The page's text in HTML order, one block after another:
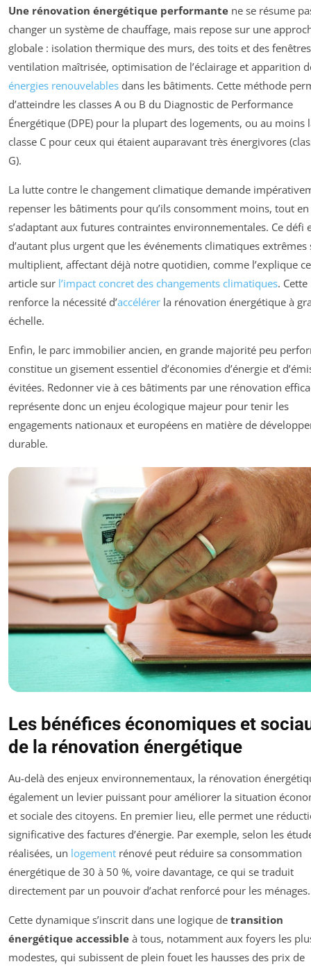
Une rénovation énergétique performante ne se résume
changer un système de chauffage, mais repose sur une
globale : isolation thermique des murs, des toits et des
ventilation maîtrisée, optimisation de l’éclairage et apparition
énergies renouvelables dans les bâtiments. Cette méthode
d’atteindre les classes A ou B du Diagnostic de Performance
Énergétique (DPE) pour la plupart des logements, ou au moins
classe C pour ceux qui étaient auparavant très énergivores
G).
La lutte contre le changement climatique demande
repenser les bâtiments pour qu’ils consomment moins, tout en
s’adaptant aux futures contraintes environnementales. Ce défi
d’autant plus urgent que les événements climatiques extrêmes
multiplient, affectant déjà notre quotidien, comme l’explique
article sur l’impact concret des changements climatiques.
renforce la nécessité d’accélérer la rénovation énergétique à
échelle.
Enfin, le parc immobilier ancien, en grande majorité peu
constitue un gisement essentiel d’économies d’énergie et
évitées. Redonner vie à ces bâtiments par une rénovation
représente donc un enjeu écologique majeur pour tenir les
engagements nationaux et européens en matière de
durable.
Les bénéfices économiques et
de la rénovation énergétique
Au-delà des enjeux environnementaux, la rénovation
également un levier puissant pour améliorer la situation
et sociale des citoyens. En premier lieu, elle permet une
significative des factures d’énergie. Par exemple, selon les
réalisées, un logement rénové peut réduire sa consommation
énergétique de 30 à 50 %, voire davantage, ce qui se traduit
directement par un pouvoir d’achat renforcé pour les ménages.
Cette dynamique s’inscrit dans une logique de transition
énergétique accessible à tous, notamment aux foyers les
modestes, qui subissent de plein fouet les hausses des prix de